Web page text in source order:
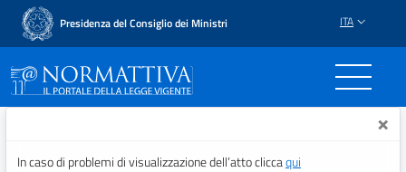
Presidenza del Consiglio dei Ministri ITA
Normattiva - Il portale ×
In caso di problemi di visualizzazione dell’atto cliccaqui